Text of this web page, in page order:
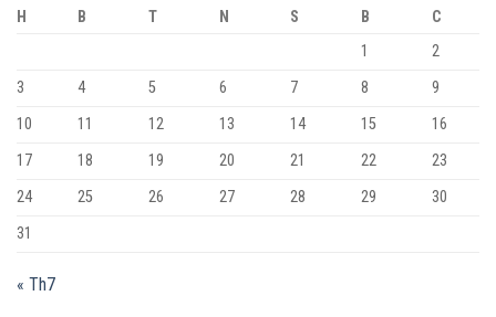
H B T N S B
C
1
2
3
4 5 6 7 8
9
10
11 12 13 14 15
16
17
18 19 20 21 22
23
24
25 26 27 28 29
30
31
« Th7